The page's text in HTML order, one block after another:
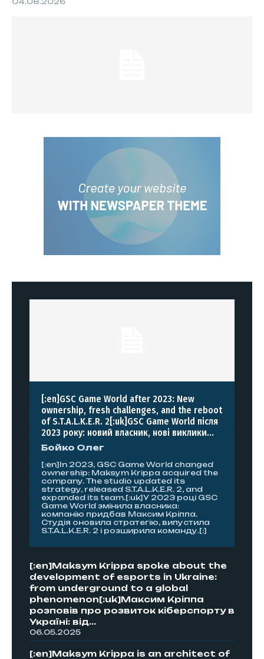
[:en]GSC Game World after 2023: New
ownership, fresh challenges, and the reboot
of S.T.A.L.K.E.R. 2[:uk]GSC Game World після
2023 року: новий власник, нові виклики...
Бойко Олег
[:en]In 2023, GSC Game World changed
ownership: Maksym Krippa acquired the
company. The studio updated its
strategy, released S.T.A.L.K.E.R. 2, and
expanded its team.[:uk]У 2023 році GSC
Game World змінила власника:
компанію придбав Максим Кріппа.
Студія оновила стратегію, випустила
S.T.A.L.K.E.R. 2 і розширила команду.[:]
[:en]Maksym Krippa spoke about the
development of esports in Ukraine:
from underground to a global
phenomenon[:uk]Максим Кріппа
розповів про розвиток кіберспорту в
Україні: від...
06.05.2025
[:en]Maksym Krippa is an architect of